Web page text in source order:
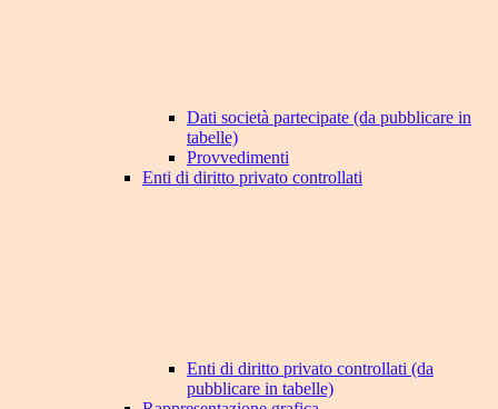
Dati società partecipate (da pubblicare in
tabelle)
Provvedimenti
Enti di diritto privato controllati
Enti di diritto privato controllati (da
pubblicare in tabelle)